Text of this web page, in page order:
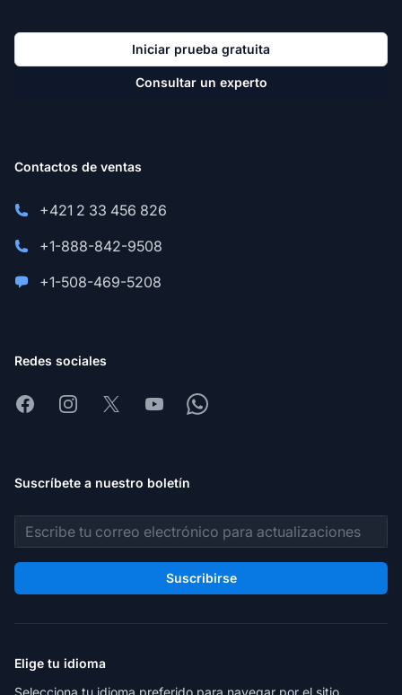
Iniciar prueba gratuita
Consultar un experto
Contactos de ventas
+421 2 33 456 826
+1-888-842-9508
+1-508-469-5208
Redes sociales
FacebookInstagram
X YoutubeWhatsapp
Suscríbete a nuestro boletín
Dirección de correo electrónico
Suscribirse
Elige tu idioma
Selecciona tu idioma preferido para navegar por el sitio.